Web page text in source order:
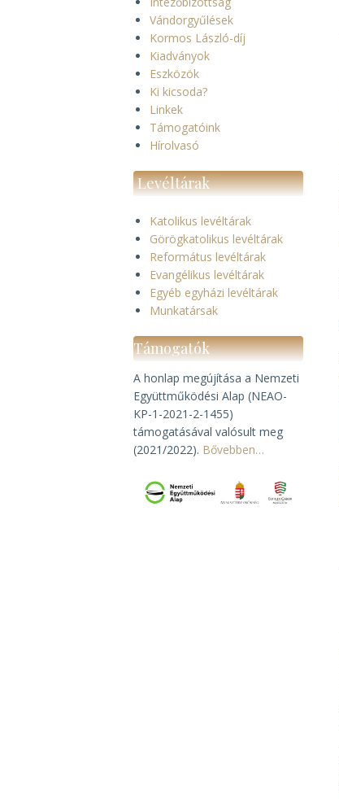
Vándorgyűlések
Kormos László-díj
Kiadványok
Eszközök
Ki kicsoda?
Linkek
Támogatóink
Hírolvasó
Levéltárak
Katolikus levéltárak
Görögkatolikus levéltárak
Református levéltárak
Evangélikus levéltárak
Egyéb egyházi levéltárak
Munkatársak
Támogatók
A honlap megújítása a Nemzeti
Együttműködési Alap (NEAO-
KP-1-2021-2-1455)
támogatásával valósult meg
(2021/2022). Bővebben…